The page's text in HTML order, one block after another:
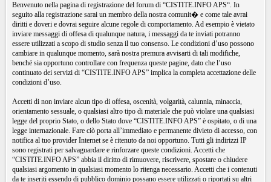
Benvenuto nella pagina di registrazione del forum di “CISTITE.INFO APS“. In
seguito alla registrazione sarai un membro della nostra comunit� e come tale avrai
diritti e doveri e dovrai seguire alcune regole di comportamento. Ad esempio è vietato
inviare messaggi di offesa di qualunque natura, i messaggi da te inviati potranno
essere utilizzati a scopo di studio senza il tuo consenso. Le condizioni d’uso possono
cambiare in qualunque momento, sarà nostra premura avvisarti di tali modifiche,
benché sia opportuno controllare con frequenza queste pagine, dato che l’uso
continuato dei servizi di “CISTITE.INFO APS” implica la completa accettazione delle
condizioni d’uso.
Accetti di non inviare alcun tipo di offesa, oscenità, volgarità, calunnia, minaccia,
orientamento sessuale, o qualsiasi altro tipo di materiale che può violare una qualsiasi
legge del proprio Stato, o dello Stato dove “CISTITE.INFO APS” è ospitato, o di una
legge internazionale. Fare ciò porta all’immediato e permanente divieto di accesso, con
notifica al tuo provider Internet se è ritenuto da noi opportuno. Tutti gli indirizzi IP
sono registrati per salvaguardare e rinforzare queste condizioni. Accetti che
“CISTITE.INFO APS” abbia il diritto di rimuovere, riscrivere, spostare o chiudere
qualsiasi argomento in qualsiasi momento lo ritenga necessario. Accetti che i contenuti
da te inseriti essendo di pubblico dominio possano essere utilizzati o riportati su altri